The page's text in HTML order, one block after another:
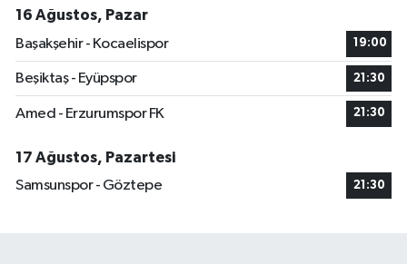
16 Ağustos, Pazar
Başakşehir - Kocaelispor
19:00
Beşiktaş - Eyüpspor 21:30
Amed - Erzurumspor FK 21:30
17 Ağustos, Pazartesi
Samsunspor - Göztepe
21:30